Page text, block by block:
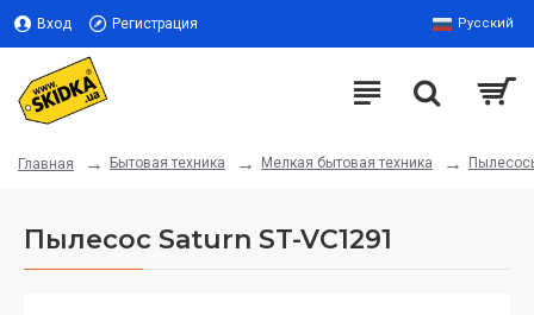
Вход Регистрация Русский
Главная Бытовая техника Мелкая бытовая техника
Пылесос Saturn ST-VC1291